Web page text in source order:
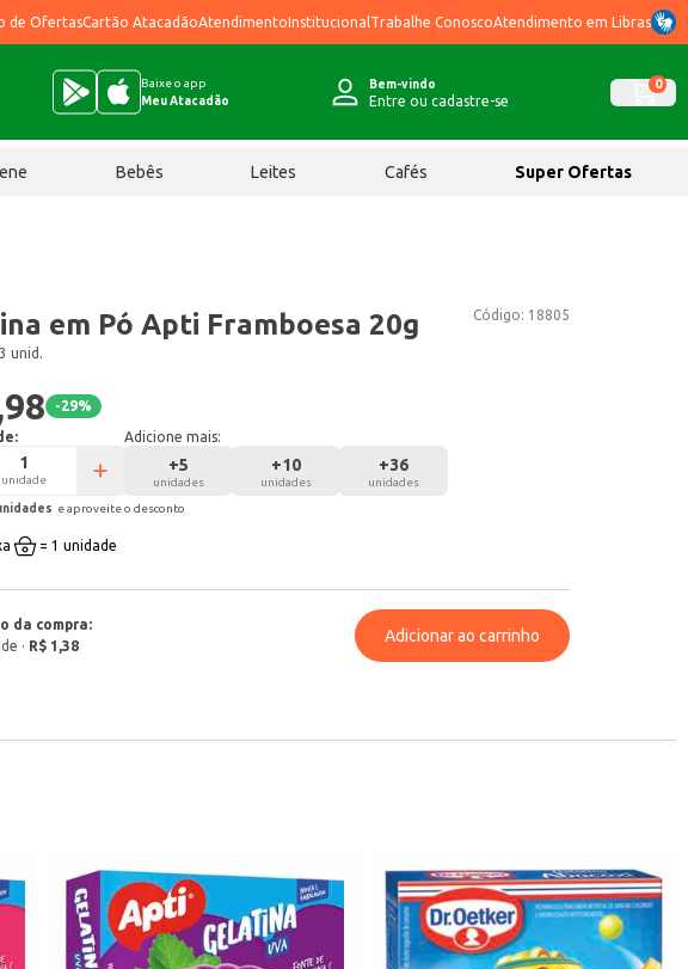
de OfertasCartão AtacadãoAtendimentoInstitucional Trabalhe ConoscoAtendimento em Libras
Baixe o app
Meu Atacadão
Bem-vindo
Entre ou cadastre-se
0
Bebês Leites Cafés Super Ofertas
Código: 18805
em Pó Apti Framboesa 20g
unid.
-29%
unidade
Adicione mais:
+5
unidades
+10
unidades
+36
unidades
s e aproveite o desconto
= 1 unidade
da compra:
· R$ 1,38
Adicionar ao carrinho